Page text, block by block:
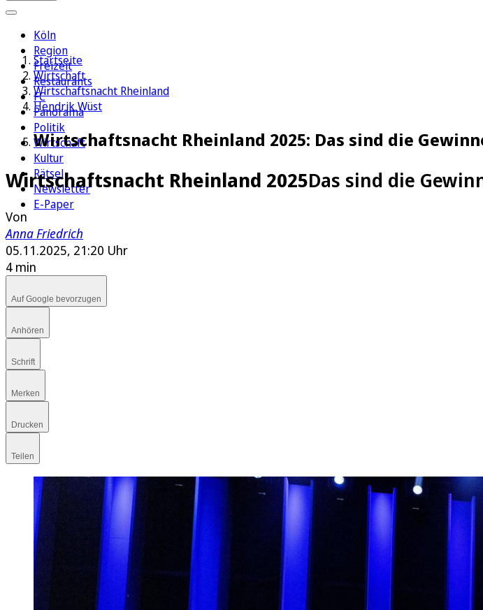
Köln
Region
Freizeit
Restaurants
FC
Panorama
Politik
Wirtschaft
Kultur
Rätsel
Newsletter
E-Paper
Startseite
Wirtschaft
Wirtschaftsnacht Rheinland
Hendrik Wüst
Wirtschaftsnacht Rheinland 2025: Das sind die
Wirtschaftsnacht Rheinland 2025Das sind die
Von
Anna Friedrich
05.11.2025, 21:20 Uhr
4 min
Auf Google bevorzugen
Anhören
Schrift
Merken
Drucken
Teilen